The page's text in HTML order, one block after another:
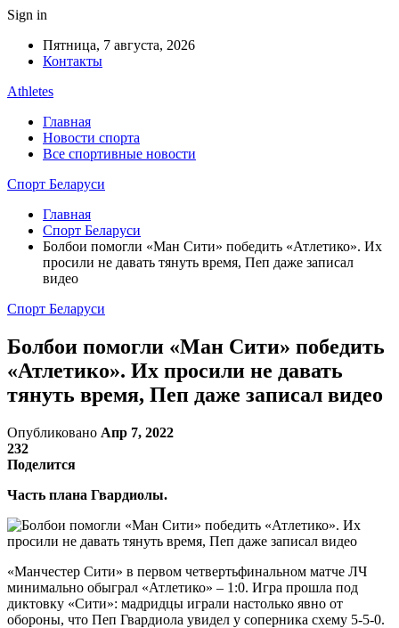
Sign in
Пятница, 7 августа, 2026
Контакты
Athletes
Главная
Новости спорта
Все спортивные новости
Спорт Беларуси
Главная
Спорт Беларуси
Болбои помогли «Ман Сити» победить «Атлетико». Их
просили не давать тянуть время, Пеп даже записал
видео
Спорт Беларуси
Болбои помогли «Ман Сити» победить
«Атлетико». Их просили не давать
тянуть время, Пеп даже записал видео
Опубликовано Апр 7, 2022
232
Поделится
Часть плана Гвардиолы.
«Манчестер Сити» в первом четвертьфинальном матче ЛЧ
минимально обыграл «Атлетико» – 1:0. Игра прошла под
диктовку «Сити»: мадридцы играли настолько явно от
обороны, что Пеп Гвардиола увидел у соперника схему 5-5-0.